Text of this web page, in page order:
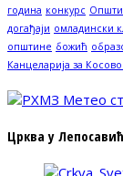
година конкурс
догађаји омладински
општине божић
Канцеларија за
Црква у